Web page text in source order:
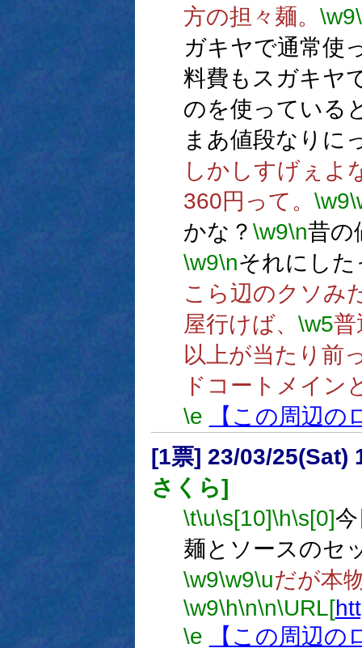
方の担々麺。 \w9
ガキヤで通常使
料費もスガキヤ
のを使っている
まあ値段なりに
しかしすげぇよ
360円って。 \w9
かな？ \w9\n昔の
\w9\nそれにし
こら辺のクソみ
屋行けば、 \w5普
以上が当たり前
ドコートメイン
\e
【この周辺の
[1票] 23/03/25(Sat)
さくら]
\t\u\s[10]\h\s[0]
麺とソースのセ
\w9\w9\uだが本
\w9\h\n\n\URL[
\e
【この周辺の